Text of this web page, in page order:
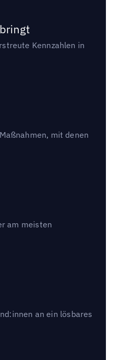
Kennzahlen in
mit denen
am meisten
an ein lösbares